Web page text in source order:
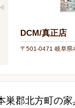
DCM/真正店
〒501-0471 岐阜県
巣郡北方町の